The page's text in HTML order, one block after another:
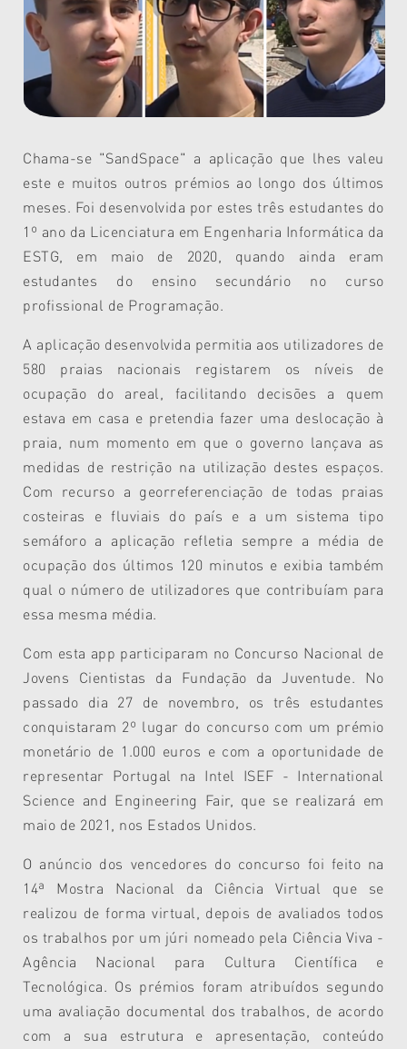
Chama-se "SandSpace" a aplicação que lhes valeu
este e muitos outros prémios ao longo dos últimos
meses. Foi desenvolvida por estes três estudantes do
1º ano da Licenciatura em Engenharia Informática da
ESTG, em maio de 2020, quando ainda eram
estudantes do ensino secundário no curso
profissional de Programação.
A aplicação desenvolvida permitia aos utilizadores de
580 praias nacionais registarem os níveis de
ocupação do areal, facilitando decisões a quem
estava em casa e pretendia fazer uma deslocação à
praia, num momento em que o governo lançava as
medidas de restrição na utilização destes espaços.
Com recurso a georreferenciação de todas praias
costeiras e fluviais do país e a um sistema tipo
semáforo a aplicação refletia sempre a média de
ocupação dos últimos 120 minutos e exibia também
qual o número de utilizadores que contribuíam para
essa mesma média.
Com esta app participaram no Concurso Nacional de
Jovens Cientistas da Fundação da Juventude. No
passado dia 27 de novembro, os três estudantes
conquistaram 2º lugar do concurso com um prémio
monetário de 1.000 euros e com a oportunidade de
representar Portugal na Intel ISEF - International
Science and Engineering Fair, que se realizará em
maio de 2021, nos Estados Unidos.
O anúncio dos vencedores do concurso foi feito na
14ª Mostra Nacional da Ciência Virtual que se
realizou de forma virtual, depois de avaliados todos
os trabalhos por um júri nomeado pela Ciência Viva -
Agência Nacional para Cultura Científica e
Tecnológica. Os prémios foram atribuídos segundo
uma avaliação documental dos trabalhos, de acordo
com a sua estrutura e apresentação, conteúdo